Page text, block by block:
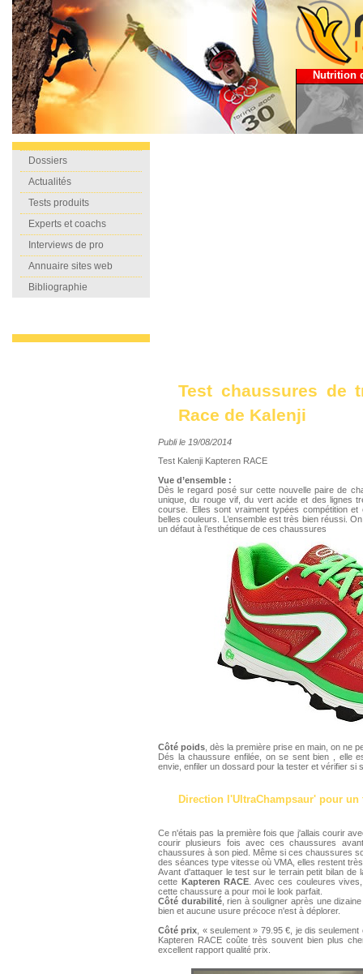
Nutrition
Dossiers
Actualités
Tests produits
Experts et coachs
Interviews de pro
Annuaire sites web
Bibliographie
Test chaussures de
Race de Kalenji
Publi le 19/08/2014
Test Kalenji Kapteren RACE
Vue d’ensemble :
Dès le regard posé sur cette nouvelle paire de
unique, du rouge vif, du vert acide et des lignes
course. Elles sont vraiment typées compétition
belles couleurs. L’ensemble est très bien réussi.
un défaut à l’esthétique de ces chaussures
Côté poids , dès la première prise en main, on ne
Dés la chaussure enfilée, on se sent bien , elle
envie, enfiler un dossard pour la tester et vérifier
Direction l'UltraChampsaur' pour un
Ce n'étais pas la première fois que j'allais courir
courir plusieurs fois avec ces chaussures
chaussures à son pied. Même si ces chaussures
des séances type vitesse où VMA, elles restent
Avant d'attaquer le test sur le terrain petit bilan de
cette Kapteren RACE . Avec ces couleures
cette chaussure a pour moi le look parfait.
Côté durabilité, rien à souligner après une
bien et aucune usure précoce n'est à déplorer.
Côté prix , « seulement » 79.95 €, je dis
Kapteren RACE coûte très souvent bien plus
excellent rapport qualité prix.